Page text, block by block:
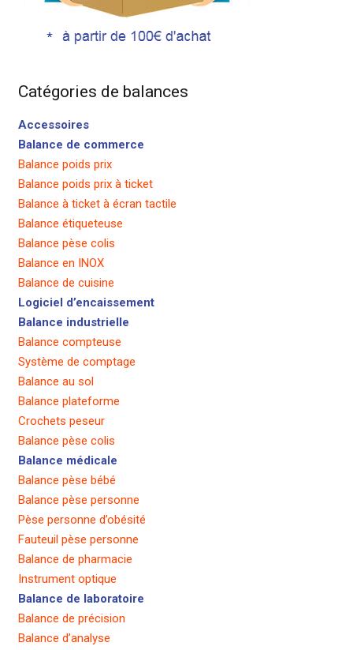
Catégories de balances
Accessoires
Balance de commerce
Balance poids prix
Balance poids prix à ticket
Balance à ticket à écran tactile
Balance étiqueteuse
Balance pèse colis
Balance en INOX
Balance de cuisine
Logiciel d’encaissement
Balance industrielle
Balance compteuse
Système de comptage
Balance au sol
Balance plateforme
Crochets peseur
Balance pèse colis
Balance médicale
Balance pèse bébé
Balance pèse personne
Pèse personne d’obésité
Fauteuil pèse personne
Balance de pharmacie
Instrument optique
Balance de laboratoire
Balance de précision
Balance d’analyse